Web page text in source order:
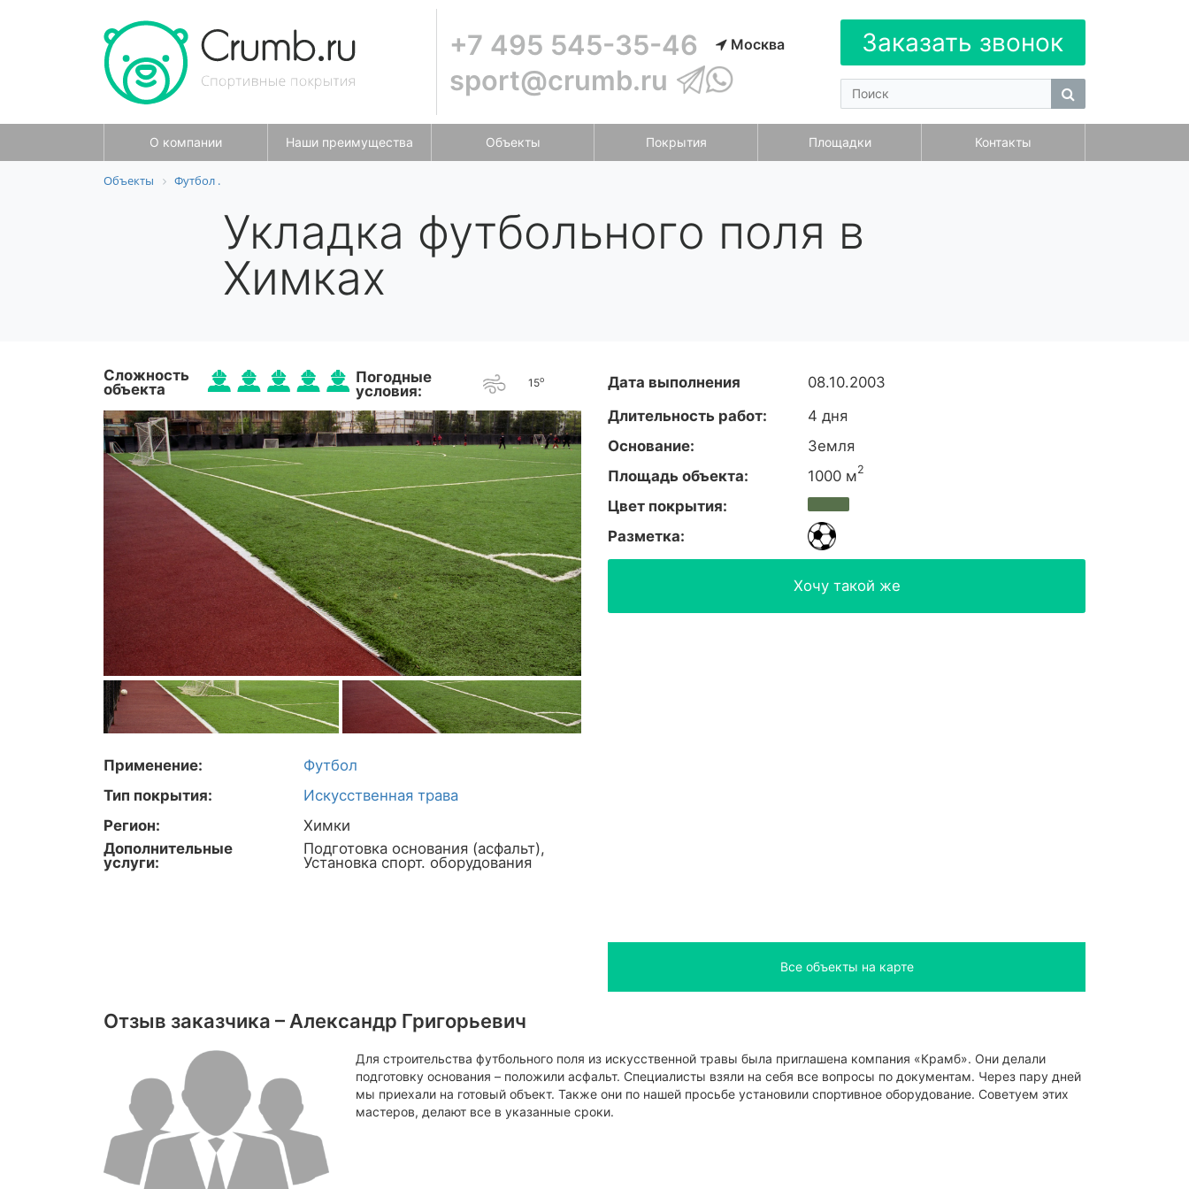
+7 495 545-35-46 Москва
sport@crumb.ru
Заказать звонок
О компании Наши преимущества Объекты Покрытия Площадки Контакты
Объекты Футбол .
Укладка футбольного поля в
Химках
Сложность
объекта
Погодные
условия:
15o Дата выполнения
08.10.2003
Длительность работ:
4 дня
Основание:
Земля
Площадь объекта:
1000 м2
Цвет покрытия:
Разметка:
Хочу такой же
Применение:
Футбол
Тип покрытия:
Искусственная трава
Регион:
Химки
Дополнительные
услуги:
Подготовка основания (асфальт),
Установка спорт. оборудования
Все объекты на карте
Отзыв заказчика – Александр Григорьевич
Для строительства футбольного поля из искусственной травы была приглашена компания «Крамб». Они делали
подготовку основания – положили асфальт. Специалисты взяли на себя все вопросы по документам. Через пару дней
мы приехали на готовый объект. Также они по нашей просьбе установили спортивное оборудование. Советуем этих
мастеров, делают все в указанные сроки.